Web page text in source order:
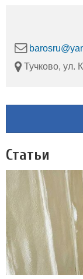
Тучково, ул.
Статьи